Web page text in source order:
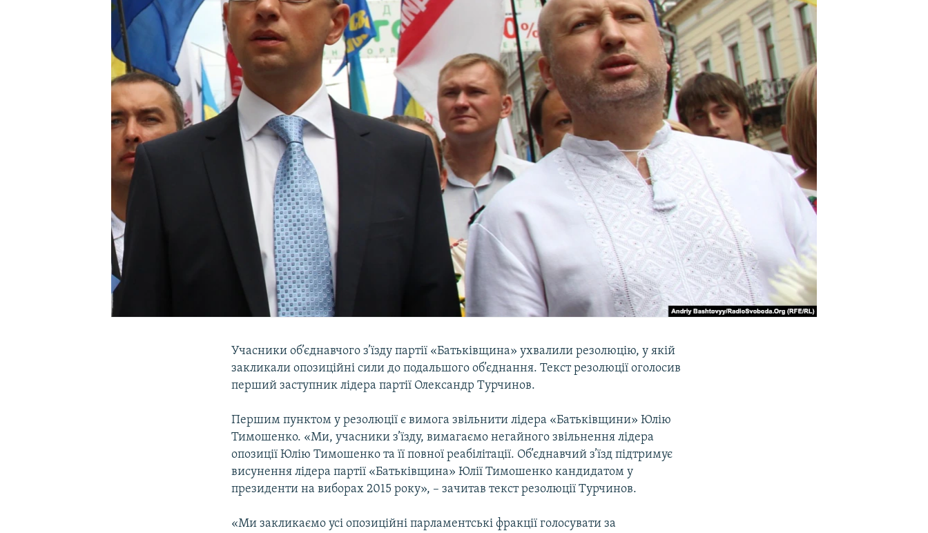
УКРАЇНСЬКА ПРОБЛЕМА КРИМУ
Учасники об’єднавчого з’їзду партії «Батьківщина» ухвалили резолюцію, у якій
закликали опозиційні сили до подальшого об’єднання. Текст резолюції оголосив
перший заступник лідера партії Олександр Турчинов.
Першим пунктом у резолюції є вимога звільнити лідера «Батьківщини» Юлію
Тимошенко. «Ми, учасники з’їзду, вимагаємо негайного звільнення лідера
опозиції Юлію Тимошенко та її повної реабілітації. Об’єднавчий з’їзд підтримує
висунення лідера партії «Батьківщина» Юлії Тимошенко кандидатом у
президенти на виборах 2015 року», – зачитав текст резолюції Турчинов.
«Ми закликаємо усі опозиційні парламентські фракції голосувати за